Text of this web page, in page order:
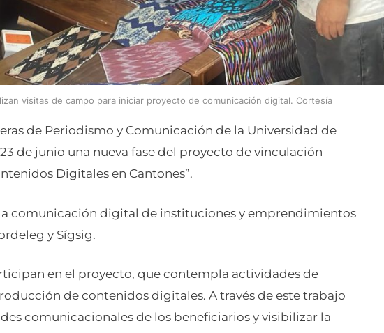
visitas de campo para iniciar proyecto de comunicación digital. Cortesía
de Periodismo y Comunicación de la Universidad de
de junio una nueva fase del proyecto de vinculación
Digitales en Cantones”.
comunicación digital de instituciones y emprendimientos
y Sígsig.
en el proyecto, que contempla actividades de
de contenidos digitales. A través de este trabajo
comunicacionales de los beneficiarios y visibilizar la